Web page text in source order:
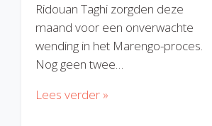
Ridouan Taghi zorgden deze
maand voor een onverwachte
wending in het Marengo-proces.
Nog geen twee…
Lees verder »